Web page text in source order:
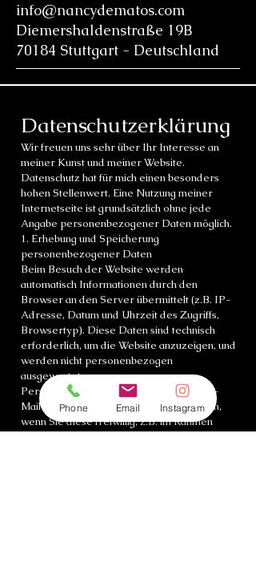
info@nancydematos.com
Diemershaldenstraße 19B
70184 Stuttgart - Deutschland
Datenschutzerklärung
Wir freuen uns sehr über Ihr Interesse an
meiner Kunst und meiner Website.
Datenschutz hat für mich einen besonders
hohen Stellenwert. Eine Nutzung meiner
Internetseite ist grundsätzlich ohne jede
Angabe personenbezogener Daten möglich.
1. Erhebung und Speicherung
personenbezogener Daten
Beim Besuch der Website werden
automatisch Informationen durch den
Browser an den Server übermittelt (z.B. IP-
Adresse, Datum und Uhrzeit des Zugriffs,
Browsertyp). Diese Daten sind technisch
erforderlich, um die Website anzuzeigen, und
werden nicht personenbezogen
ausgewertet.
Personenbezogene Daten (wie Name, E-
Mail-Adresse) werden nur dann erhoben,
wenn Sie diese freiwillig, z.B. im Rahmen
Phone Email Instagram